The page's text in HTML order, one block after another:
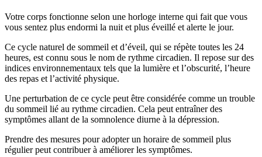
Votre corps fonctionne selon une horloge interne qui fait que vous
vous sentez plus endormi la nuit et plus éveillé et alerte le jour.
Ce cycle naturel de sommeil et d’éveil, qui se répète toutes les 24
heures, est connu sous le nom de rythme circadien. Il repose sur des
indices environnementaux tels que la lumière et l’obscurité, l’heure
des repas et l’activité physique.
Une perturbation de ce cycle peut être considérée comme un trouble
du sommeil lié au rythme circadien. Cela peut entraîner des
symptômes allant de la somnolence diurne à la dépression.
Prendre des mesures pour adopter un horaire de sommeil plus
régulier peut contribuer à améliorer les symptômes.